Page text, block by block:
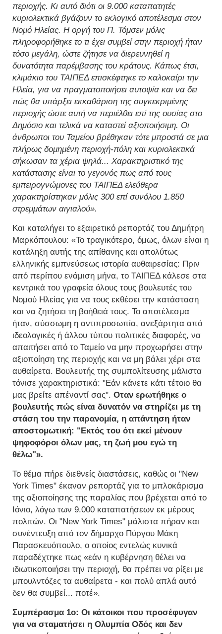
περιοχής. Κι αυτό διότι οι 9.000 καταπατητές
κυριολεκτικά βγάζουν το εκλογικό αποτέλεσμα στον
Νομό Ηλείας. Η οργή του Π. Τόμσεν μόλις
πληροφορήθηκε το τι έχει συμβεί στην περιοχή ήταν
τόσο μεγάλη, ώστε ζήτησε να διερευνηθεί η
δυνατότητα παρέμβασης του κράτους. Κάπως έτσι,
κλιμάκιο του ΤΑΙΠΕΔ επισκέφτηκε το καλοκαίρι την
Ηλεία, για να πραγματοποιήσει αυτοψία και να δει
πώς θα υπάρξει εκκαθάριση της συγκεκριμένης
περιοχής ώστε αυτή να περιέλθει επί της ουσίας στο
Δημόσιο και τελικά να καταστεί αξιοποιήσιμη. Οι
άνθρωποι του Ταμείου βρέθηκαν τότε μπροστά σε μια
πλήρως δομημένη περιοχή-πόλη και κυριολεκτικά
σήκωσαν τα χέρια ψηλά... Χαρακτηριστικό της
κατάστασης είναι το γεγονός πως από τους
εμπειρογνώμονες του ΤΑΙΠΕΔ ελεύθερα
χαρακτηρίστηκαν μόλις 300 επί συνόλου 1.850
στρεμμάτων αιγιαλού».
Και καταλήγει το εξαιρετικό ρεπορτάζ του Δημήτρη
Μαρκόπουλου: «Το τραγικότερο, όμως, όλων είναι η
κατάληξη αυτής της απίθανης και απολύτως
ελληνικής εμπνεύσεως ιστορία αυθαιρεσίας: Πριν
από περίπου ενάμιση μήνα, το ΤΑΙΠΕΔ κάλεσε στα
κεντρικά του γραφεία όλους τους βουλευτές του
Νομού Ηλείας για να τους εκθέσει την κατάσταση
και να ζητήσει τη βοήθειά τους. Το αποτέλεσμα
ήταν, σύσσωμη η αντιπροσωπία, ανεξάρτητα από
ιδεολογικές ή άλλου τύπου πολιτικές διαφορές, να
απαιτήσει από το Ταμείο να μην προχωρήσει στην
αξιοποίηση της περιοχής και να μη βάλει χέρι στα
αυθαίρετα. Βουλευτής της συμπολίτευσης μάλιστα
τόνισε χαρακτηριστικά: "Εάν κάνετε κάτι τέτοιο θα
μας βρείτε απέναντί σας". Οταν ερωτήθηκε ο
βουλευτής πώς είναι δυνατόν να στηρίζει με τη
στάση του την παρανομία, η απάντηση ήταν
αποστομωτική: "Εκτός του ότι εκεί μένουν
ψηφοφόροι όλων μας, τη ζωή μου εγώ τη
θέλω"».
Το θέμα πήρε διεθνείς διαστάσεις, καθώς οι "New
York Times" έκαναν ρεπορτάζ για το μπλοκάρισμα
της αξιοποίησης της παραλίας που βρέχεται από το
Ιόνιο, λόγω των 9.000 καταπατήσεων εκ μέρους
πολιτών. Οι "New York Times" μάλιστα πήραν και
συνέντευξη από τον δήμαρχο Πύργου Μάκη
Παρασκευόπουλο, ο οποίος εντελώς κυνικά
παραδέχτηκε πως «εάν η κυβέρνηση θέλει να
ιδιωτικοποιήσει την περιοχή, θα πρέπει να ρίξει με
μπουλντόζες τα αυθαίρετα - και πολύ απλά αυτό
δεν θα συμβεί... ποτέ».
Συμπέρασμα 1ο: Οι κάτοικοι που προσέφυγαν
για να σταματήσει η Ολυμπία Οδός και δεν